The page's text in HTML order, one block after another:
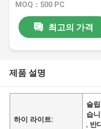
MOQ：500 PC
최고의 가격
제품 설명
하이 라이트:
슬
습
, 반